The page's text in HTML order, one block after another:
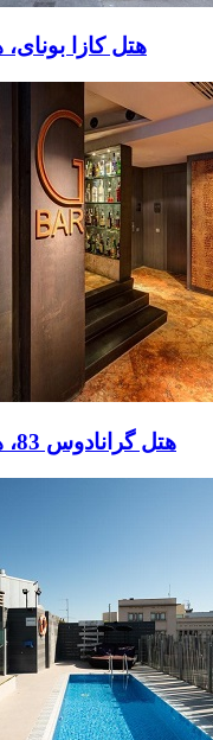
هتل کازا
هتل گرانادوس 83، هتل های اسپانیا